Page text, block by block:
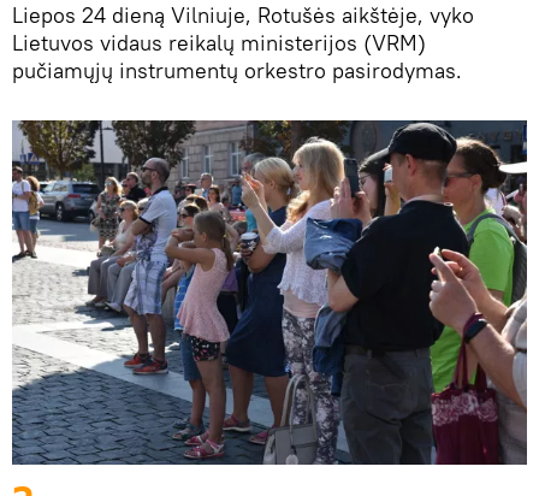
Liepos 24 dieną Vilniuje, Rotušės aikštėje, vyko
Lietuvos vidaus reikalų ministerijos (VRM)
pučiamųjų instrumentų orkestro pasirodymas.